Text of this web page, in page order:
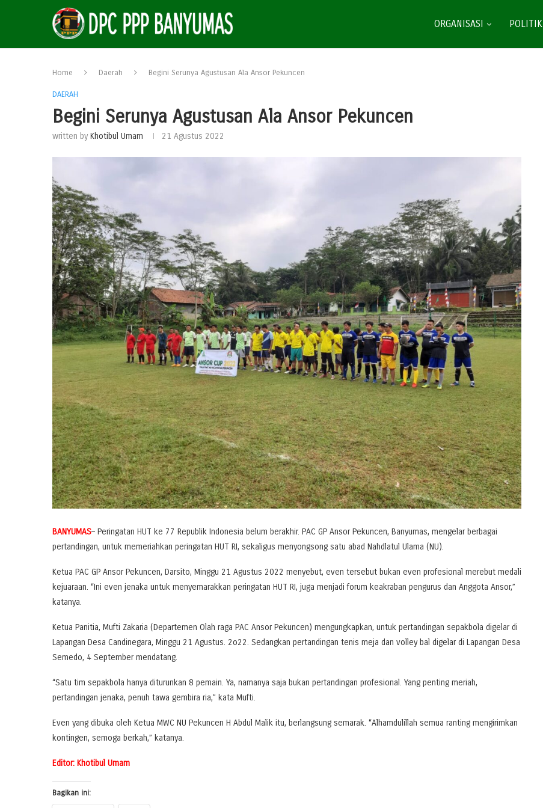
ORGANISASI POLITIK
Home Daerah Begini Serunya Agustusan Ala Ansor Pekuncen
DAERAH
Begini Serunya Agustusan Ala Ansor Pekuncen
written by Khotibul Umam 21 Agustus 2022
BANYUMAS– Peringatan HUT ke 77 Republik Indonesia belum berakhir. PAC GP Ansor Pekuncen, Banyumas, mengelar berbagai
pertandingan, untuk memeriahkan peringatan HUT RI, sekaligus menyongsong satu abad Nahdlatul Ulama (NU).
Ketua PAC GP Ansor Pekuncen, Darsito, Minggu 21 Agustus 2022 menyebut, even tersebut bukan even profesional merebut medali
kejuaraan. “Ini even jenaka untuk menyemarakkan peringatan HUT RI, juga menjadi forum keakraban pengurus dan Anggota Ansor,”
katanya.
Ketua Panitia, Mufti Zakaria (Departemen Olah raga PAC Ansor Pekuncen) mengungkapkan, untuk pertandingan sepakbola digelar di
Lapangan Desa Candinegara, Minggu 21 Agustus. 2o22. Sedangkan pertandingan tenis meja dan volley bal digelar di Lapangan Desa
Semedo, 4 September mendatang.
“Satu tim sepakbola hanya diturunkan 8 pemain. Ya, namanya saja bukan pertandingan profesional. Yang penting meriah,
pertandingan jenaka, penuh tawa gembira ria,” kata Mufti.
Even yang dibuka oleh Ketua MWC NU Pekuncen H Abdul Malik itu, berlangsung semarak. “Alhamdulillah semua ranting mengirimkan
kontingen, semoga berkah,” katanya.
Editor: Khotibul Umam
Bagikan ini: